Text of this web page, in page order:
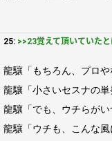
25: >>23覚えて頂いていた
龍驤「もちろん、プロや
龍驤「小さいセスナの単
龍驤「でも、ウチらが
龍驤「ウチも、こんな